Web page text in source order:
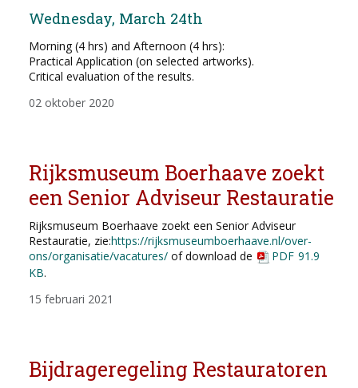
Wednesday, March 24th
Morning (4 hrs) and Afternoon (4 hrs):
Practical Application (on selected artworks).
Critical evaluation of the results.
02 oktober 2020
Rijksmuseum Boerhaave zoekt
een Senior Adviseur Restauratie
Rijksmuseum Boerhaave zoekt een Senior Adviseur
Restauratie, zie:https://rijksmuseumboerhaave.nl/over-
ons/organisatie/vacatures/ of download de PDF 91.9
KB.
15 februari 2021
Bijdrageregeling Restauratoren